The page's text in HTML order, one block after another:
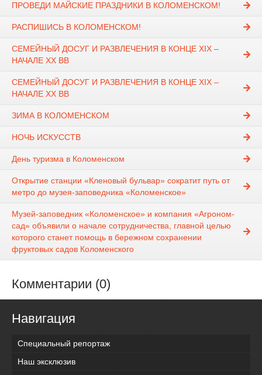
ПРОВЕДИ МАЙСКИЕ ПРАЗДНИКИ В КОЛОМЕНСКОМ!
РАСПИШИСЬ В КОЛОМЕНСКОМ!
СЕМЕЙНЫЙ ДОСУГ И РАЗВЛЕЧЕНИЯ В КОНЦЕ XIX –
НАЧАЛЕ ХХ ВВ
СЕМЕЙНЫЙ ДОСУГ И РАЗВЛЕЧЕНИЯ В КОНЦЕ XIX –
НАЧАЛЕ ХХ ВВ
ЗИМА В КОЛОМЕНСКОМ
НОЧЬ ИСКУССТВ
День туризма в Коломенском
Открытие станции «Кленовый бульвар» сократит путь от
метро до музея-заповедника «Коломенское»
Музей-заповедник «Коломенское» и компания «Агроном-
сад» объявили о начале сотрудничества, главной целью
которого станет помощь в бережном сохранении
фруктовых садов Коломенского
Комментарии (0)
Навигация
Специальный репортаж
Наш эксклюзив